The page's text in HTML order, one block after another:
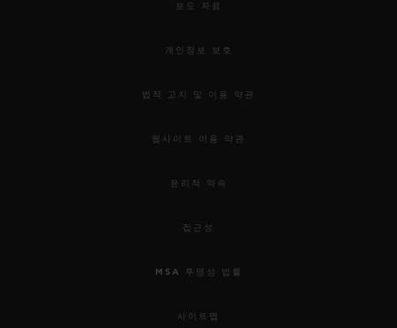
보도 자료
개인정보 보호
법적 고지 및 이용 약관
웹사이트 이용 약관
윤리적 약속
접근성
MSA 투명성 법률
사이트맵